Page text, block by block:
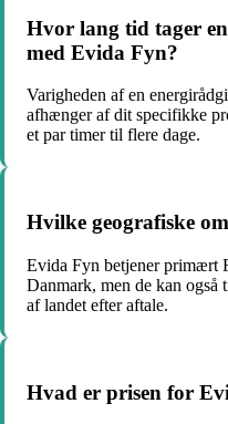
Hvor lang tid tager
med Evida Fyn?
Varigheden af en
afhænger af dit specifikke
et par timer til flere dage.
Hvilke geografiske
Evida Fyn betjener primært
Danmark, men de kan også
af landet efter aftale.
Hvad er prisen for